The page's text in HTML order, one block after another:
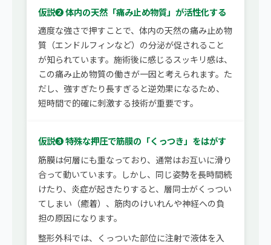
仮説❷ 体内の天然「痛み止め物質」が活性化する
適度な強さで押すことで、体内の天然の痛み止め物
質（エンドルフィンなど）の分泌が促されること
が知られています。施術後に感じるスッキリ感は、
この痛み止め物質の働きが一因と考えられます。た
だし、強すぎたり長すぎると逆効果になるため、
短時間で的確に刺激する技術が重要です。
仮説❸ 特殊な押圧で筋膜の「くっつき」をはがす
筋膜は何層にも重なっており、通常はお互いに滑り
合って動いています。しかし、同じ姿勢を長時間続
けたり、炎症が起きたりすると、層同士がくっつい
てしまい（癒着）、筋肉のけいれんや神経への負
担の原因になります。
整形外科では、くっついた部位に注射で液体を入